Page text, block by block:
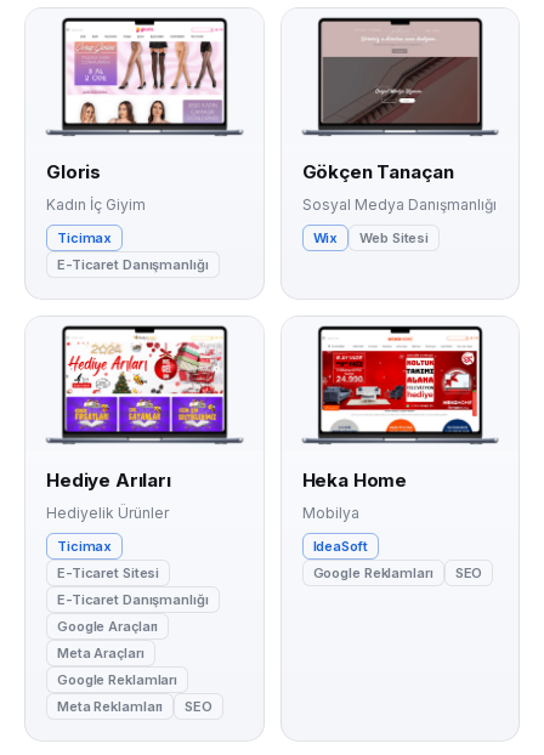
Gloris
Kadın İç Giyim
Ticimax
E-Ticaret Danışmanlığı
Gökçen Tanaçan
Sosyal Medya Danışmanlığı
Wix Web Sitesi
Hediye Arıları
Hediyelik Ürünler
Ticimax
E-Ticaret Sitesi
E-Ticaret Danışmanlığı
Google Araçları
Meta Araçları
Google Reklamları
Meta Reklamları
SEO
Heka Home
Mobilya
IdeaSoft
Google Reklamları
SEO